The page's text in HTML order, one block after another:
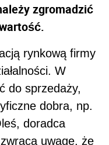
zgromadzić
rynkową firmy
W
do sprzedaży,
dobra, np.
doradca
uwagę, że